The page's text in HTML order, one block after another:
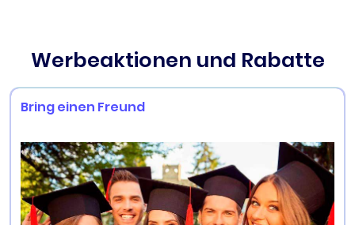
Werbeaktionen und Rabatte
Bring einen Freund